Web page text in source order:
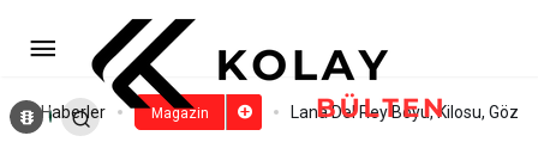
Haberler Magazin Lana Del Rey Boyu, Kilosu, Göz
Will Smith Kimdir? Will Smith
GençliğiYorum Yap Paylaş